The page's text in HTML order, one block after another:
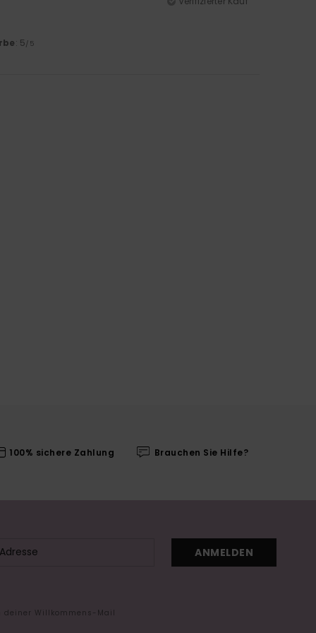
: 5/5
100% sichere Zahlung Brauchen Sie Hilfe?
ANMELDEN
Willkommens-Mail